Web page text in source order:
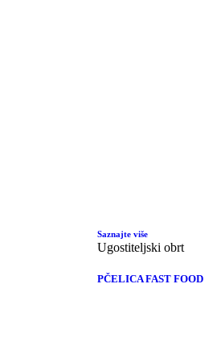
Saznajte više
Ugostiteljski obrt
PČELICA FAST FOOD